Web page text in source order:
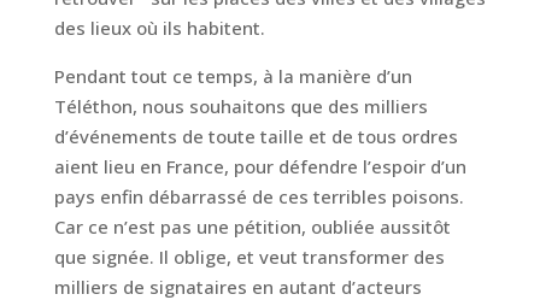
des lieux où ils habitent.
Pendant tout ce temps, à la manière d’un
Téléthon, nous souhaitons que des milliers
d’événements de toute taille et de tous ordres
aient lieu en France, pour défendre l’espoir d’un
pays enfin débarrassé de ces terribles poisons.
Car ce n’est pas une pétition, oubliée aussitôt
que signée. Il oblige, et veut transformer des
milliers de signataires en autant d’acteurs